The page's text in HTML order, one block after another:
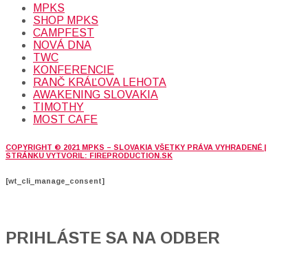
MPKS
SHOP MPKS
CAMPFEST
NOVÁ DNA
TWC
KONFERENCIE
RANČ KRÁĽOVA LEHOTA
AWAKENING SLOVAKIA
TIMOTHY
MOST CAFE
COPYRIGHT © 2021 MPKS – SLOVAKIA VŠETKY PRÁVA VYHRADENÉ |
STRÁNKU VYTVORIL: FIREPRODUCTION.SK
[wt_cli_manage_consent]
PRIHLÁSTE SA NA ODBER